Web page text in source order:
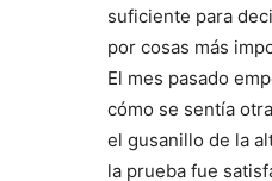
suficiente para
por cosas más
El mes pasado
cómo se sentía
el gusanillo de la
la prueba fue